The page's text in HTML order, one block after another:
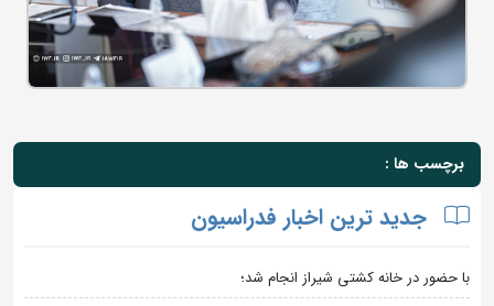
برچسب ها :
جدید ترین اخبار فدراسیون
با حضور در خانه کشتی شیراز انجام شد؛